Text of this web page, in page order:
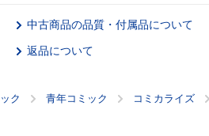
中古商品の品質・付属品について
返品について
ク 青年コミック コミカライズ